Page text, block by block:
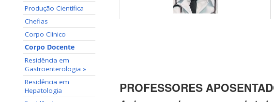
Produção Científica
Chefias
Corpo Clínico
Corpo Docente
Residência em
Gastroenterologia »
Residência em
Hepatologia
PROFESSORES